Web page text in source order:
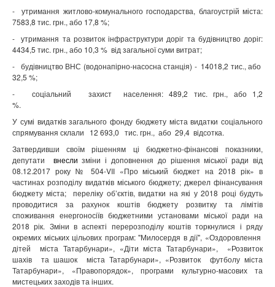
-
утримання житлово-комунального господарства, благоустрій міста:
7583,8 тис. грн., або 17,8 %;
-
утримання та розвиток інфраструктури доріг та будівництво доріг:
4434,5 тис. грн., або 10,3 % від загальної суми витрат;
- будівництво ВНС (водонапірно-насосна станція) - 14018,2 тис., або
32,5 %;
-
соціальний захист
населення: 489,2 тис. грн., або 1,2
%.
У сумі видатків загального фонду бюджету міста видатки соціального
спрямування склали
12 693,0 тис. грн., або 29,4 відсотка.
Затвердившисвоїм рішенням ці бюджетно-фінансові показники,
депутати
внеслизміни і доповнення до рішення міської ради від
08.12.2017 року № 504-VIІ «Про міський бюджет на 2018 рік» в
частинах розподілу видатків міського бюджету; джерел фінансування
бюджету міста;
переліку об’єктів, видатки на які у 2018 році будуть
проводитися за рахунок коштів бюджету розвитку та лімітів
споживання енергоносіїв бюджетними установами міської ради на
2018 рік. Зміни в аспекті перерозподілу коштів торкнулися і ряду
окремих міських цільових програм: "Милосердя в дії", «Оздоровлення
дітей
міста Татарбунари», «Діти міста Татарбунари»,
«Розвиток
шахів
та шашок міста Татарбунари», «Розвиток
футболу міста
Татарбунари», «Правопорядок», програми культурно-масових та
мистецьких заходів та інших.